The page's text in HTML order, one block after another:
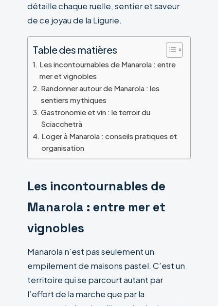
détaille chaque ruelle, sentier et saveur
de ce joyau de la Ligurie.
Table des matières
Les incontournables de Manarola : entre
mer et vignobles
Randonner autour de Manarola : les
sentiers mythiques
Gastronomie et vin : le terroir du
Sciacchetrà
Loger à Manarola : conseils pratiques et
organisation
Les incontournables de
Manarola : entre mer et
vignobles
Manarola n’est pas seulement un
empilement de maisons pastel. C’est un
territoire qui se parcourt autant par
l’effort de la marche que par la